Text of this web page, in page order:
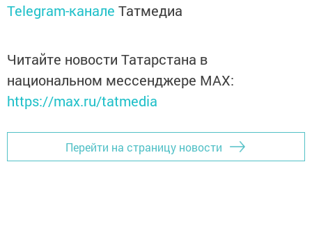
Telegram-канале Татмедиа
Читайте новости Татарстана в
национальном мессенджере MАХ:
https://max.ru/tatmedia
Перейти на страницу новости